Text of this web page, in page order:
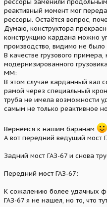
рессоры заменили
реактивный момент мог
рессоры. Остаётся вопрос,
Думаю, конструктора
конструкцию кардана можно
производство, видимо не
В качестве грузового
модернизированного
ММ:
В этом случае карданный вал
рамой через специальный
труба не имела возможности
самым не только реактивное
Вернёмся к нашим баранам
А вот передний ведущий мост
Задний мост ГАЗ-67 и снова
Передний мост ГАЗ-67:
К сожалению более удачных
ГАЗ-67 я не нашел, но то, что